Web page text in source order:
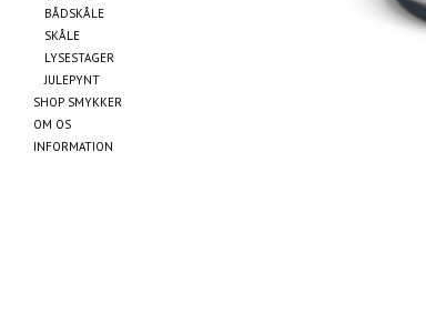
BÅDSKÅLE
SKÅLE
LYSESTAGER
JULEPYNT
SHOP SMYKKER
OM OS
INFORMATION